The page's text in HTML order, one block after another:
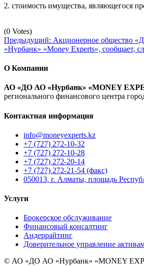
2. стоимость имущества, являющегося
(0 Votes)
Предыдущий: Акционерное общество
«Нурбанк» «Money Experts», сообщает,
О Компании
АО «ДО АО «Нурбанк» «MONEY
регионального финансового центра
Контактная информация
info@moneyexperts.kz
+7 (727) 272-10-32
+7 (727) 272-10-28
+7 (727) 272-20-14
+7 (727) 272-21-54 (факс)
050013, г. Алматы, площадь
Услуги
Брокерское обслуживание
Финансовый консалтинг
Андеррайтинг
Доверительное управление
© АО «ДО АО «Нурбанк» «MONEY